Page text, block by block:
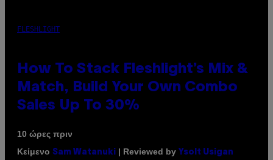
FLESHLIGHT
How To Stack Fleshlight’s Mix &
Match, Build Your Own Combo
Sales Up To 30%
10 ώρες πριν
Κείμενο Sam Watanuki | Reviewed by Ysolt Usigan